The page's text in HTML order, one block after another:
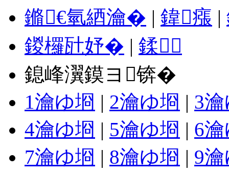
鏅€氫綇瀹� | 鍏瘬 |
鍐欏瓧妤� | 鍒
鎴峰瀷鏌ヨ锛�
1瀹ゆ埛 | 2瀹ゆ埛 | 3
4瀹ゆ埛 | 5瀹ゆ埛 | 6
7瀹ゆ埛 | 8瀹ゆ埛 | 9